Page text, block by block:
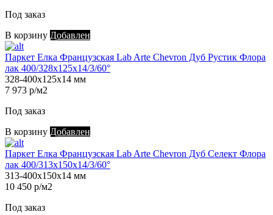
Под заказ
В корзину Добавлен
Паркет Елка Французская Lab Arte Chevron Дуб Рустик Флора
лак 400/328х125х14/3/60°
328-400х125х14 мм
7 973 р/м2
Под заказ
В корзину Добавлен
Паркет Елка Французская Lab Arte Chevron Дуб Селект Флора
лак 400/313х150х14/3/60°
313-400х150х14 мм
10 450 р/м2
Под заказ